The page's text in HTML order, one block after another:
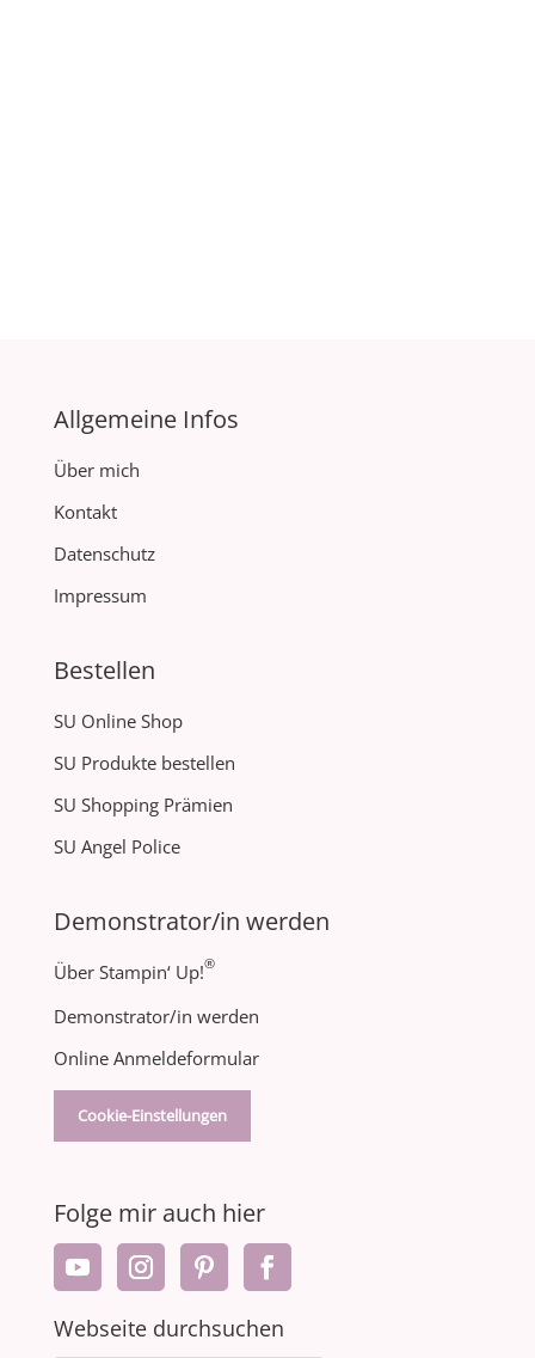
Allgemeine Infos
Über mich
Kontakt
Datenschutz
Impressum
Bestellen
SU Online Shop
SU Produkte bestellen
SU Shopping Prämien
SU Angel Police
Demonstrator/in werden
Über Stampin‘ Up!®
Demonstrator/in werden
Online Anmeldeformular
Cookie-Einstellungen
Folge mir auch hier
Webseite durchsuchen